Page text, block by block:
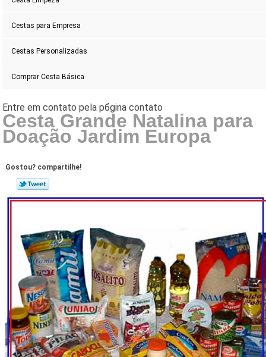
Cestas para Empresa
Cestas Personalizadas
Comprar Cesta Básica
Cesta Grande Natalina para
Doação Jardim Europa
Gostou? compartilhe!